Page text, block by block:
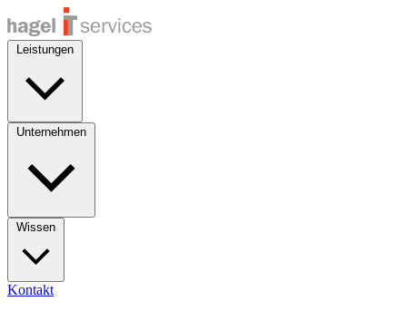
Kontakt